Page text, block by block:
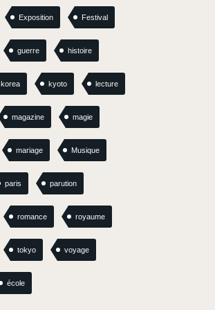
Exposition Festival
guerre histoire
korea kyoto lecture
magazine magie
mariage Musique
paris parution
romance royaume
tokyo voyage
école